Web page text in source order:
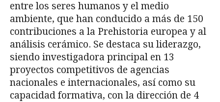
entre los seres humanos y el medio
ambiente, que han conducido a más de 150
contribuciones a la Prehistoria europea y al
análisis cerámico. Se destaca su liderazgo,
siendo investigadora principal en 13
proyectos competitivos de agencias
nacionales e internacionales, así como su
capacidad formativa, con la dirección de 4